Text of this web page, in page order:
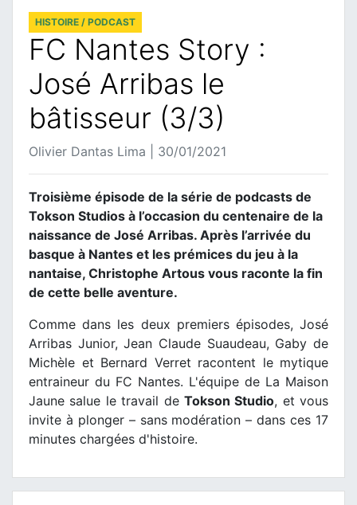
HISTOIRE / PODCAST
FC Nantes Story :
José Arribas le
bâtisseur (3/3)
Olivier Dantas Lima | 30/01/2021
Troisième épisode de la série de podcasts de
Tokson Studios à l’occasion du centenaire de la
naissance de José Arribas. Après l’arrivée du
basque à Nantes et les prémices du jeu à la
nantaise, Christophe Artous vous raconte la fin
de cette belle aventure.
Comme dans les deux premiers épisodes, José
Arribas Junior, Jean Claude Suaudeau, Gaby de
Michèle et Bernard Verret racontent le mytique
entraineur du FC Nantes. L'équipe de La Maison
Jaune salue le travail de Tokson Studio, et vous
invite à plonger – sans modération – dans ces 17
minutes chargées d'histoire.